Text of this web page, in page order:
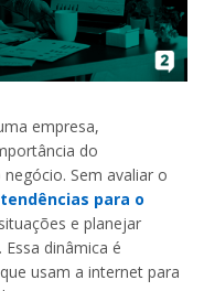
empresa,
do
Sem avaliar o
tendências para o
e planejar
dinâmica é
usam a internet para